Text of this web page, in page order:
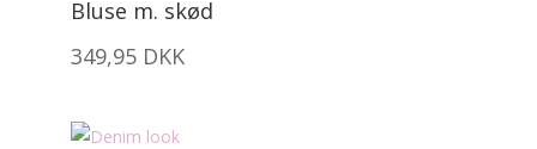
Bluse m. skød
349,95 DKK